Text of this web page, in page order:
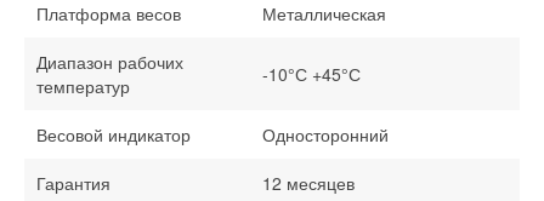
Платформа весов
Металлическая
Диапазон рабочих
температур
-10°С +45°С
Весовой индикатор
Односторонний
Гарантия
12 месяцев